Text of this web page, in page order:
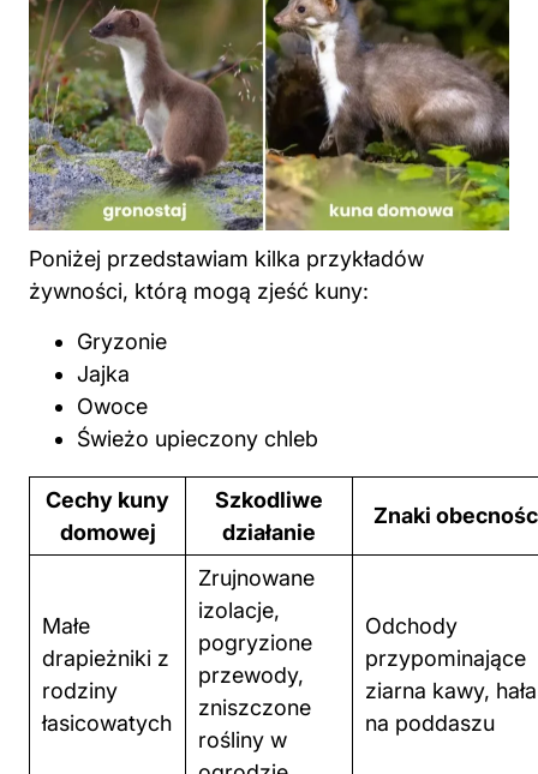
Poniżej przedstawiam kilka przykładów
żywności, którą mogą zjeść kuny:
Gryzonie
Owoce
Świeżo upieczony chleb
Cechy kuny
domowej
Szkodliwe
działanie
rodziny
łasicowatych
Zrujnowane
izolacje,
pogryzione
przewody,
zniszczone
roślinyw
ogrodzie
ziarna kawy,
na poddaszu
Brak plonów